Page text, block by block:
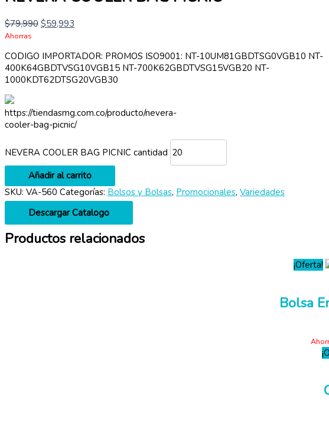
$79,990 $59,993
Ahorras
CODIGO IMPORTADOR: PROMOS ISO9001: NT-10UM81GBDTSG0VGB10 NT-
400K64GBDTVSG10VGB15 NT-700K62GBDTVSG15VGB20 NT-
1000KDT62DTSG20VGB30
https://tiendasmg.com.co/producto/nevera-
cooler-bag-picnic/
NEVERA COOLER BAG PICNIC cantidad
Añadir al carrito
SKU: VA-560 Categorías: Bolsos y Bolsas, Promocionales, Variedades
Descargar Catalogo
Productos relacionados
¡Oferta!
Bolsa